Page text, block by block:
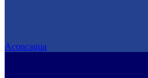
Aconcagua